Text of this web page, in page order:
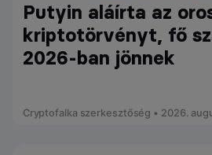
Putyin aláírta az
kriptotörvényt, fő
2026-ban jönnek
Cryptofalka szerkesztőség • 2026.